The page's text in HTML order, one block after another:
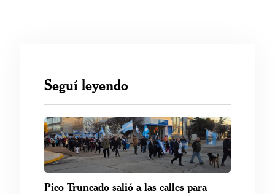
Seguí leyendo
Pico Truncado salió a las calles para